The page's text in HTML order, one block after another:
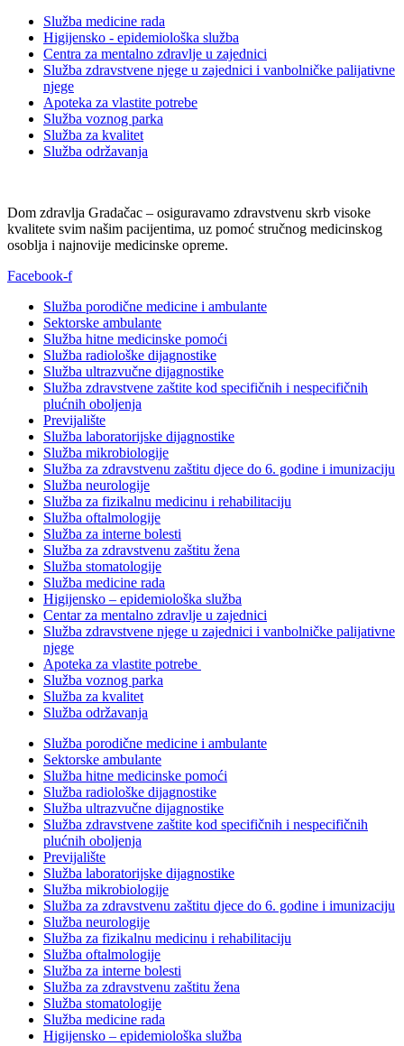
Služba medicine rada
Higijensko - epidemiološka služba
Centra za mentalno zdravlje u zajednici
Služba zdravstvene njege u zajednici i vanbolničke palijativne
njege
Apoteka za vlastite potrebe
Služba voznog parka
Služba za kvalitet
Služba održavanja
Dom zdravlja Gradačac – osiguravamo zdravstvenu skrb visoke
kvalitete svim našim pacijentima, uz pomoć stručnog medicinskog
osoblja i najnovije medicinske opreme.
Facebook-f
Služba porodične medicine i ambulante
Sektorske ambulante
Služba hitne medicinske pomoći
Služba radiološke dijagnostike
Služba ultrazvučne dijagnostike
Služba zdravstvene zaštite kod specifičnih i nespecifičnih
plućnih oboljenja
Previjalište
Služba laboratorijske dijagnostike
Služba mikrobiologije
Služba za zdravstvenu zaštitu djece do 6. godine i imunizaciju
Služba neurologije
Služba za fizikalnu medicinu i rehabilitaciju
Služba oftalmologije
Služba za interne bolesti
Služba za zdravstvenu zaštitu žena
Služba stomatologije
Služba medicine rada
Higijensko – epidemiološka služba
Centar za mentalno zdravlje u zajednici
Služba zdravstvene njege u zajednici i vanbolničke palijativne
njege
Apoteka za vlastite potrebe
Služba voznog parka
Služba za kvalitet
Služba održavanja
Služba porodične medicine i ambulante
Sektorske ambulante
Služba hitne medicinske pomoći
Služba radiološke dijagnostike
Služba ultrazvučne dijagnostike
Služba zdravstvene zaštite kod specifičnih i nespecifičnih
plućnih oboljenja
Previjalište
Služba laboratorijske dijagnostike
Služba mikrobiologije
Služba za zdravstvenu zaštitu djece do 6. godine i imunizaciju
Služba neurologije
Služba za fizikalnu medicinu i rehabilitaciju
Služba oftalmologije
Služba za interne bolesti
Služba za zdravstvenu zaštitu žena
Služba stomatologije
Služba medicine rada
Higijensko – epidemiološka služba